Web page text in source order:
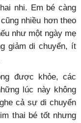
nhi. Em bé càng
nhiều hơn theo
như một ngày mẹ
giảm di chuyển, ít
được khỏe, các
lúc này không
cả sự di chuyển
thai bé tốt nhưng